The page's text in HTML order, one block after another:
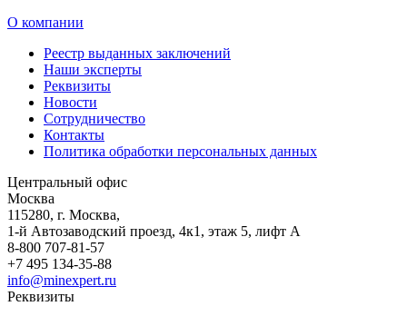
О компании
Реестр выданных заключений
Наши эксперты
Реквизиты
Новости
Сотрудничество
Контакты
Политика обработки персональных данных
Центральный офис
Москва
115280, г. Москва,
1-й Автозаводский проезд, 4к1, этаж 5, лифт А
8-800 707-81-57
+7 495 134-35-88
info@minexpert.ru
Реквизиты